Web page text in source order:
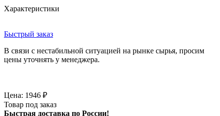
Характеристики
Быстрый заказ
В связи с нестабильной ситуацией на рынке сырья, просим
цены уточнять у менеджера.
Цена: 1946 ₽
Товар под заказ
Быстрая доставка по России!